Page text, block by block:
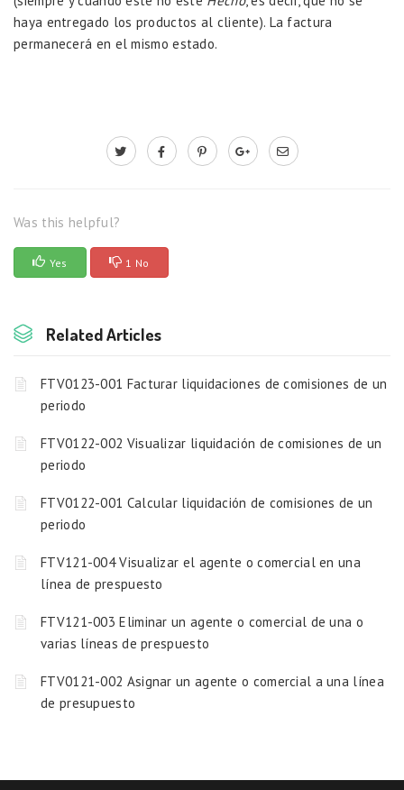
haya entregado los productos al cliente). La factura
permanecerá en el mismo estado.
Was this helpful?
Yes 1 No
Related Articles
FTV0123-001 Facturar liquidaciones de comisiones de un
periodo
FTV0122-002 Visualizar liquidación de comisiones de un
periodo
FTV0122-001 Calcular liquidación de comisiones de un
periodo
FTV121-004 Visualizar el agente o comercial en una
línea de prespuesto
FTV121-003 Eliminar un agente o comercial de una o
varias líneas de prespuesto
FTV0121-002 Asignar un agente o comercial a una línea
de presupuesto